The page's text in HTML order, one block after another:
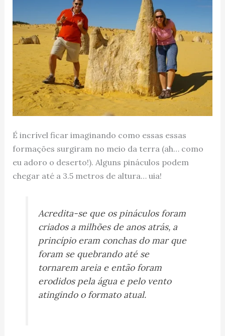
É incrível ficar imaginando como essas essas
formações surgiram no meio da terra (ah… como
eu adoro o deserto!). Alguns pináculos podem
chegar até a 3.5 metros de altura… uia!
Acredita-se que os pináculos foram
criados a milhões de anos atrás, a
princípio eram conchas do mar que
foram se quebrando até se
tornarem areia e então foram
erodidos pela água e pelo vento
atingindo o formato atual.